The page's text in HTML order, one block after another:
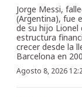
Jorge Messi,
(Argentina), fue
de su hijo
estructura
crecer desde la
Barcelona en
Agosto 8, 2026